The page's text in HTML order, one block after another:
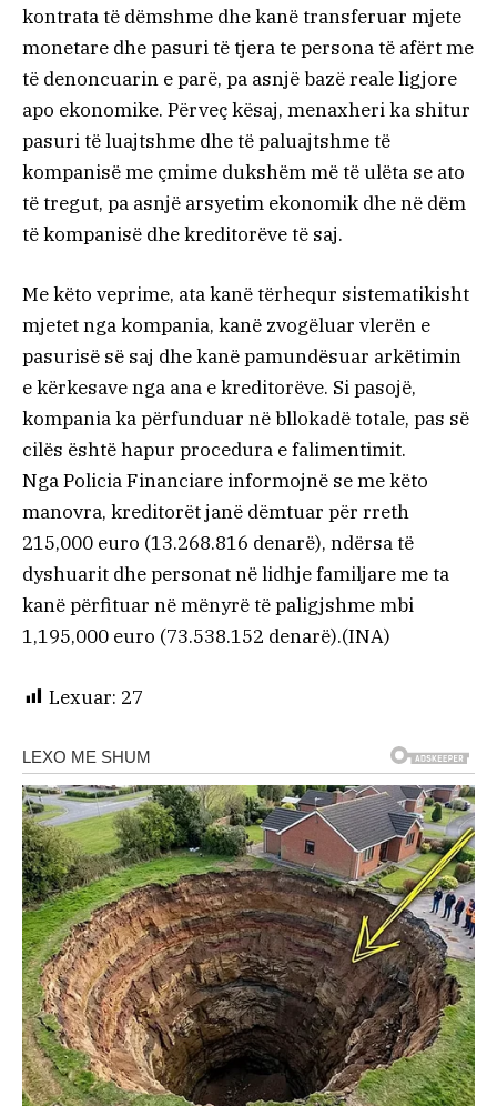
kontrata të dëmshme dhe kanë transferuar mjete
monetare dhe pasuri të tjera te persona të afërt me
të denoncuarin e parë, pa asnjë bazë reale ligjore
apo ekonomike. Përveç kësaj, menaxheri ka shitur
pasuri të luajtshme dhe të paluajtshme të
kompanisë me çmime dukshëm më të ulëta se ato
të tregut, pa asnjë arsyetim ekonomik dhe në dëm
të kompanisë dhe kreditorëve të saj.
Me këto veprime, ata kanë tërhequr sistematikisht
mjetet nga kompania, kanë zvogëluar vlerën e
pasurisë së saj dhe kanë pamundësuar arkëtimin
e kërkesave nga ana e kreditorëve. Si pasojë,
kompania ka përfunduar në bllokadë totale, pas së
cilës është hapur procedura e falimentimit.
Nga Policia Financiare informojnë se me këto
manovra, kreditorët janë dëmtuar për rreth
215,000 euro (13.268.816 denarë), ndërsa të
dyshuarit dhe personat në lidhje familjare me ta
kanë përfituar në mënyrë të paligjshme mbi
1,195,000 euro (73.538.152 denarë).(INA)
Lexuar: 27